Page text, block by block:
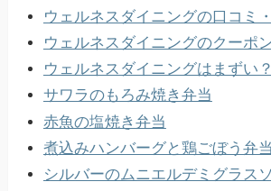
ウェルネスダイニングの口コミ
ウェルネスダイニングのクーポ
ウェルネスダイニングはまずい
サワラのもろみ焼き弁当
赤魚の塩焼き弁当
煮込みハンバーグと鶏ごぼう弁当
シルバーのムニエルデミグラス